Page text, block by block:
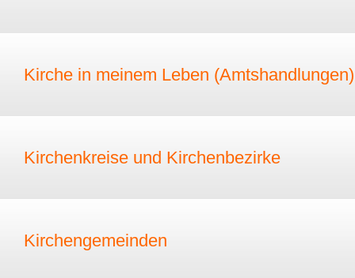
Kirche in meinem Leben (Amtshandlungen)
Kirchenkreise und Kirchenbezirke
Kirchengemeinden